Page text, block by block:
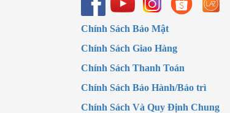
Chính Sách Bảo Mật
Chính Sách Giao Hàng
Chính Sách Thanh Toán
Chính Sách Bảo Hành/Bảo trì
Chính Sách Và Quy Định Chung